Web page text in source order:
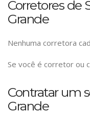
Corretores de
Grande
Nenhuma corretora
Se você é corretor ou
Contratar um
Grande